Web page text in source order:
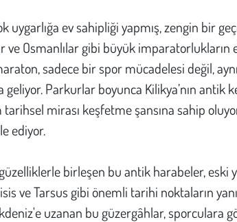
uygarlığa ev sahipliği yapmış, zengin bir
ve Osmanlılar gibi büyük imparatorlukların
sadece bir spor mücadelesi değil,
geliyor. Parkurlar boyunca Kilikya’nın antik
tarihsel mirası keşfetme şansına sahip
ediyor.
birleşen bu antik harabeler, eski
ve Tarsus gibi önemli tarihi noktaların
uzanan bu güzergâhlar, sporculara